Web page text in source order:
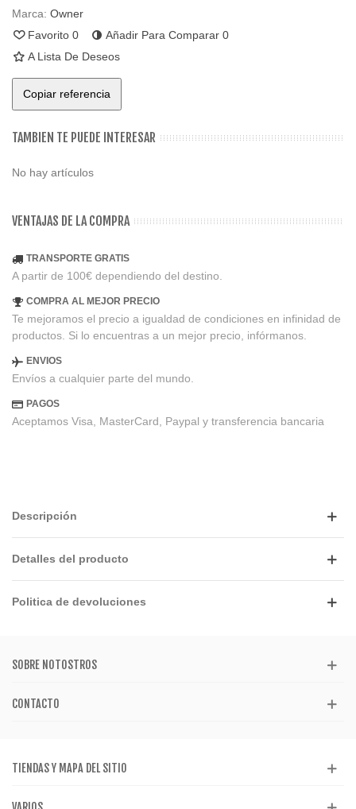
Marca: Owner
Favorito 0 Añadir Para Comparar 0
A Lista De Deseos
Copiar referencia
TAMBIEN TE PUEDE INTERESAR
No hay artículos
VENTAJAS DE LA COMPRA
TRANSPORTE GRATIS
A partir de 100€ dependiendo del destino.
COMPRA AL MEJOR PRECIO
Te mejoramos el precio a igualdad de condiciones en infinidad de
productos. Si lo encuentras a un mejor precio, infórmanos.
ENVIOS
Envíos a cualquier parte del mundo.
PAGOS
Aceptamos Visa, MasterCard, Paypal y transferencia bancaria
Descripción
Detalles del producto
Politica de devoluciones
SOBRE NOTOSTROS
CONTACTO
TIENDAS Y MAPA DEL SITIO